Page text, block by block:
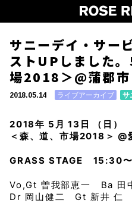
サニーデイ・サー
ストUPしました
場2018＞@蒲郡
2018.05.14 ライブアーカイブ サ
2018年 5月 13日 （日）
＜森、道、市場2018＞ @
GRASS STAGE 15:30〜
Vo,Gt 曽我部恵一 Ba 田
Dr 岡山健二 Gt 新井 仁